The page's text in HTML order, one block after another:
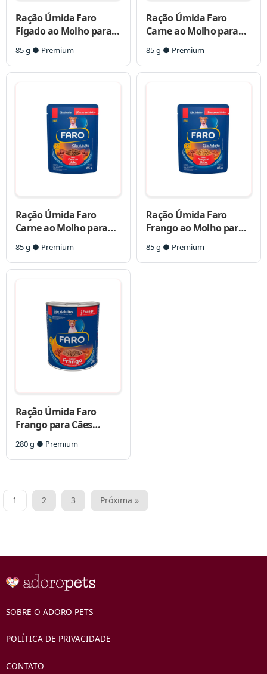
Ração Úmida Faro
Fígado ao Molho para
Cães Adultos
85 g ● Premium
Ração Úmida Faro
Carne ao Molho para
Cães Filhotes
85 g ● Premium
Ração Úmida Faro
Carne ao Molho para
Cães Adultos
85 g ● Premium
Ração Úmida Faro
Frango ao Molho para
Cães Adultos
85 g ● Premium
Ração Úmida Faro
Frango para Cães
Adultos
280 g ● Premium
Paginação
1 2 3 Próxima »
SOBRE O ADORO PETS
POLÍTICA DE PRIVACIDADE
CONTATO